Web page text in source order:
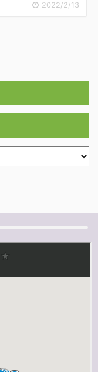
2022/2/13